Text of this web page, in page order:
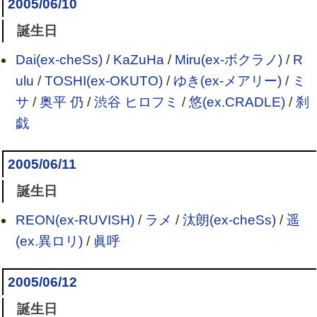
2005/06/10
誕生日
Dai(ex-cheSs)/ KaZuHa / Miru(ex-ボクラノ)/ R
ulu /TOSHI(ex-OKUTO)/ ゆき(ex-メアリー)/ ミ
サ /奥平 仍 /渋谷 ヒロフミ /悠(ex.CRADLE)/ 刹
戯
2005/06/11
誕生日
REON(ex-RUVISH)/ ラメ /汰朗(ex-cheSs)/遥
(ex.異ロリ)/ 眞呼
2005/06/12
誕生日